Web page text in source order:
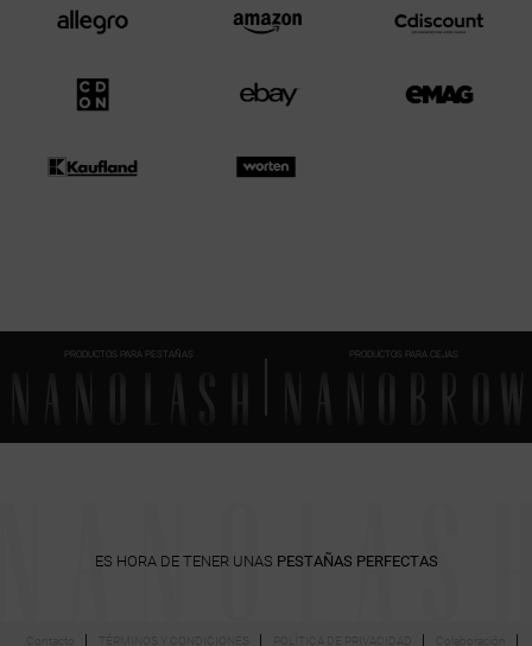
PRODUCTOS PARA PESTAÑAS PRODUCTOS PARA CEJAS
ES HORA DE TENER UNAS PESTAÑAS PERFECTAS